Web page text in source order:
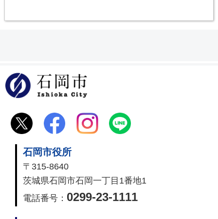
石岡市役所
〒315-8640
茨城県石岡市石岡一丁目1番地1
電話番号： 0299-23-1111